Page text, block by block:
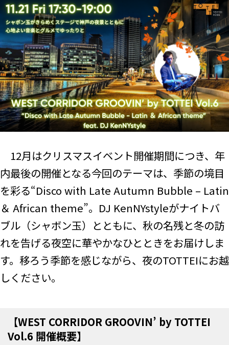
12月はクリスマスイベント開催期間につき、年
内最後の開催となる今回のテーマは、季節の境目
を彩る“Disco with Late Autumn Bubble – Latin
＆ African theme”。DJ KenNYstyleがナイトバ
ブル（シャボン玉）とともに、秋の名残と冬の訪
れを告げる夜空に華やかなひとときをお届けしま
す。移ろう季節を感じながら、夜のTOTTEIにお越
しください。
【WEST CORRIDOR GROOVIN’ by TOTTEI
Vol.6 開催概要】